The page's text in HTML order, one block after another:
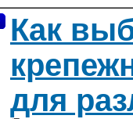
Как
для